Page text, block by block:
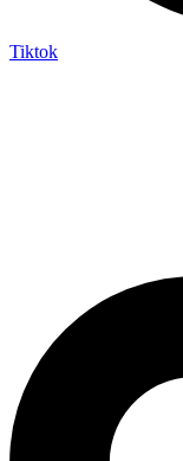
Tiktok